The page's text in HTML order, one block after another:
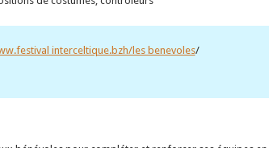
interceltique.bzh/les benevoles/